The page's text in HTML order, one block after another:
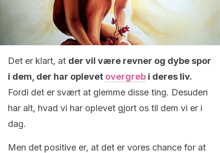
Det er klart, at der vil være revner og dybe spor
i dem, der har oplevet overgreb i deres liv.
Fordi det er svært at glemme disse ting. Desuden
har alt, hvad vi har oplevet gjort os til dem vi er i
dag.
Men det positive er, at det er vores chance for at